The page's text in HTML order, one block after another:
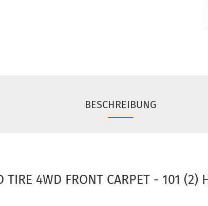
BESCHREIBUNG
TIRE 4WD FRONT CARPET - 101 (2)